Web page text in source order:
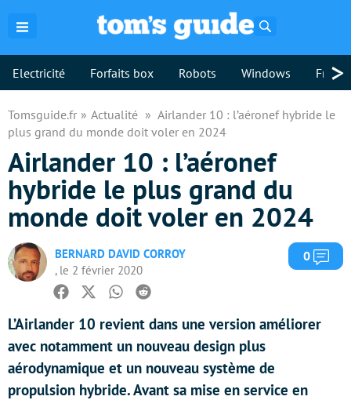
Electricité Forfaits box Robots Windows >
Tomsguide.fr Actualité
Airlander 10 : l’aéronef hybride le
plus grand du monde doit voler en 2024
Airlander 10 : l’aéronef
hybride le plus grand du
monde doit voler en 2024
BERNARD DAVID CORROY
, le 2 février 2020
0
Facebook
TwitterWhatsapp
Reddit
L’Airlander 10 revient dans une version améliorer
avec notamment un nouveau design plus
aérodynamique et un nouveau système de
propulsion hybride. Avant sa mise en service en